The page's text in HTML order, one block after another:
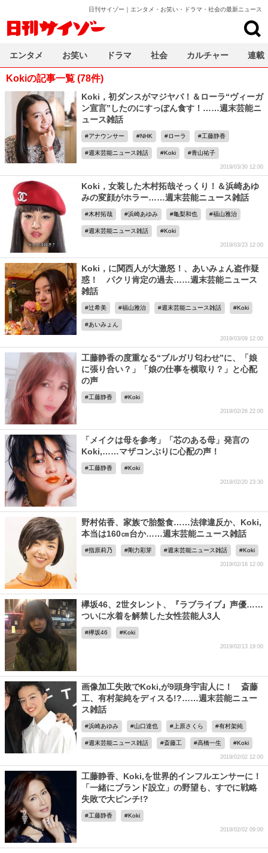
日刊サイゾー｜エンタメ・お笑い・ドラマ・社会の最新ニュース
Kokiの記事一覧 (78件)
Koki，初ダンスがマジヤバ！＆ローラ“ヴィーガ
ン宣言”したのにすっぽん食す！……週末芸能ニ
ュース雑話
アナウンサー NHK ローラ 工藤静香
週末芸能ニュース雑話 Koki 青山祐子
2019/03/30 12:00
Koki，女装した木村拓哉そっくり！＆浜崎あゆ
みの変顔がホラー……週末芸能ニュース雑話
木村拓哉 浜崎あゆみ 亀梨和也 福山雅治
週末芸能ニュース雑話 Koki
2019/03/23 12:00
Koki，に関西人が大激怒！、あいみょん盗作疑
惑！ パクリ肯定の過去……週末芸能ニュース
雑話
辻希美 福山雅治 週末芸能ニュース雑話 Koki
あいみょん
2019/03/09 12:00
工藤静香の度重なる“ブルガリ匂わせ”に、「娘
に張り合い？」「娘の仕事を横取り？」と心配
の声
工藤静香 Koki
2019/02/26 22:00
「メイクは母を参考」「芯のある母」発言の
Koki,……マザコンぶりに心配の声！
工藤静香 Koki
2019/02/20 23:30
野村佑香、家族で胎盤食……法律違反か、Koki,
本当は160㎝台か……週末芸能ニュース雑話
指原莉乃 剛力彩芽 週末芸能ニュース雑話 Koki
2019/02/16 12:00
欅坂46、2世タレント、『ラブライブ』声優……
ついに水着を解禁した女性芸能人3人
欅坂46 Koki
2019/02/13 19:00
画像加工失敗でKoki,が9頭身宇宙人に！ 斎藤
工、有村架純をディスる!?……週末芸能ニュー
ス雑話
浜崎あゆみ 山口達也 上原さくら 有村架純
週末芸能ニュース雑話 斎藤工 高橋一生 Koki
2019/02/02 12:00
工藤静香、Koki,を世界的インフルエンサーに！
「一緒にブランド設立」の野望も、すでに戦略
失敗で大ピンチ!?
工藤静香 Koki
2019/02/02 09:00
エンタメ お笑い ドラマ 社会 カルチャー 連載